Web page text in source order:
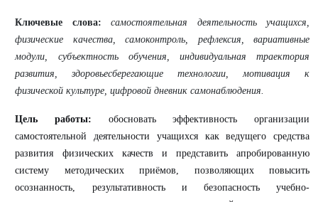
Ключевые слова: самостоятельная деятельность учащихся,
физические качества, самоконтроль, рефлексия, вариативные
модули, субъектность обучения, индивидуальная траектория
развития, здоровьесберегающие технологии, мотивация к
физической культуре, цифровой дневник самонаблюдения.
Цель работы: обосновать эффективность организации
самостоятельной деятельности учащихся как ведущего средства
развития физических качеств и представить апробированную
систему методических приёмов, позволяющих повысить
осознанность, результативность и безопасность учебно-